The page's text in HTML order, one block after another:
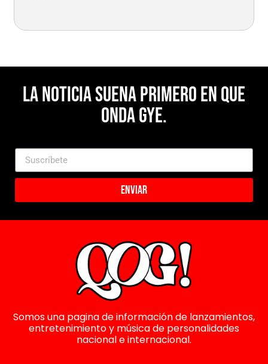
La noticia suena primero en Que
Onda Gye.
Enviar
Somos una pagina de información de lanzamientos,
entretenimiento y música de personalidades
nacional e internacional.